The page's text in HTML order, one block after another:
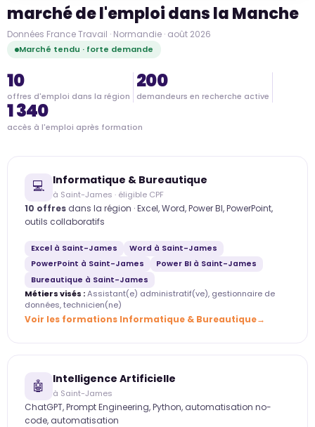
marché de l'emploi dans la Manche
Données France Travail · Normandie · août 2026
Marché tendu · forte demande
10
offres d'emploi dans la région
200
demandeurs en recherche active
1 340
accès à l'emploi après formation
💻 Informatique & Bureautique
à Saint-James · éligible CPF
10 offres dans la région · Excel, Word, Power BI, PowerPoint,
outils collaboratifs
Excel à Saint-James
Word à Saint-James
PowerPoint à Saint-James
Power BI à Saint-James
Bureautique à Saint-James
Métiers visés :Assistant(e) administratif(ve), gestionnaire de
données, technicien(ne)
Voir les formations Informatique & Bureautique
🤖 Intelligence Artificielle
à Saint-James
ChatGPT, Prompt Engineering, Python, automatisation no-
code, automatisation